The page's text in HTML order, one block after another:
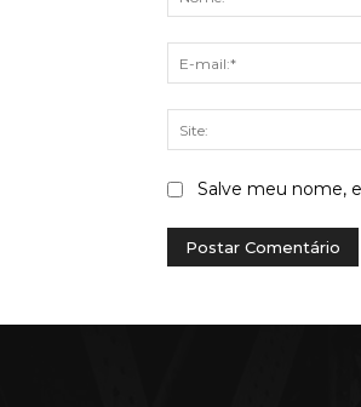
Salve meu nome,